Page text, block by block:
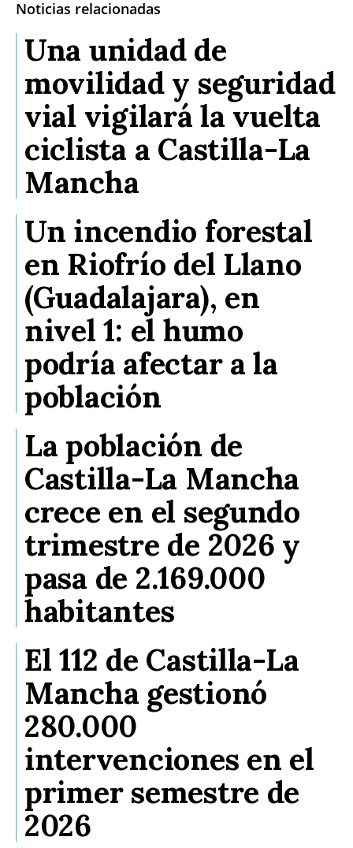
Noticias relacionadas
Una unidad de
movilidad y seguridad
vial vigilará la vuelta
ciclista a Castilla-La
Mancha
Un incendio forestal
en Riofrío del Llano
(Guadalajara), en
nivel 1: el humo
podría afectar a la
población
La población de
Castilla-La Mancha
crece en el segundo
trimestre de 2026 y
pasa de 2.169.000
habitantes
El 112 de Castilla-La
Mancha gestionó
280.000
intervenciones en el
primer semestre de
2026